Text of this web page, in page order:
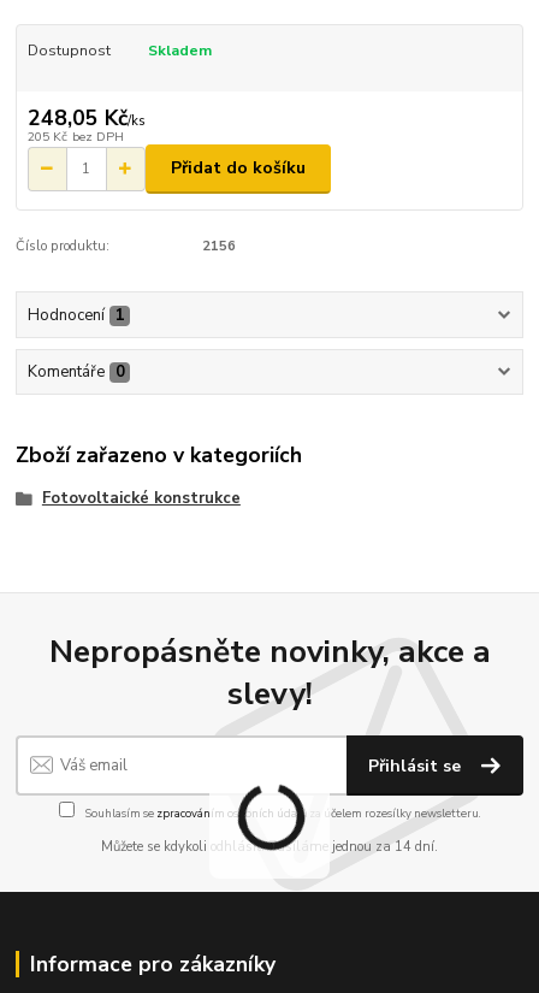
Dostupnost Skladem
248,05 Kč/ks
205 Kč bez DPH
Přidat do košíku
Číslo produktu: 2156
Hodnocení 1
Komentáře 0
Zboží zařazeno v kategoriích
Fotovoltaické konstrukce
Nepropásněte novinky, akce a
slevy!
Přihlásit se
Souhlasím se zpracováním osobních údajůza účelem rozesílky newsletteru.
Můžete se kdykoli odhlásit. Zasíláme jednou za 14 dní.
Informace pro zákazníky